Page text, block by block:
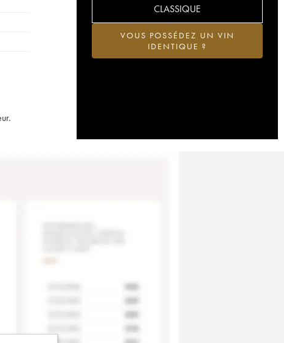
CLASSIQUE
VOUS POSSÉDEZ UN VIN
IDENTIQUE ?